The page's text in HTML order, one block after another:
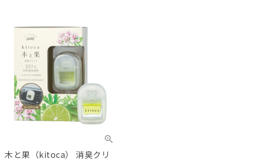
木と果（kitoca） 消臭クリ